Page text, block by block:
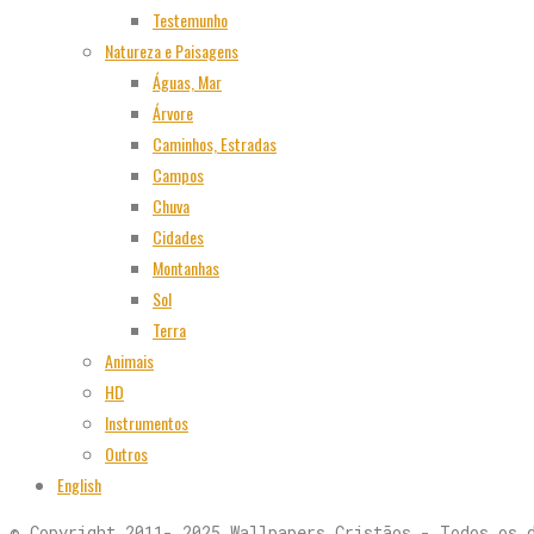
Testemunho
Natureza e Paisagens
Águas, Mar
Árvore
Caminhos, Estradas
Campos
Chuva
Cidades
Montanhas
Sol
Terra
Animais
HD
Instrumentos
Outros
English